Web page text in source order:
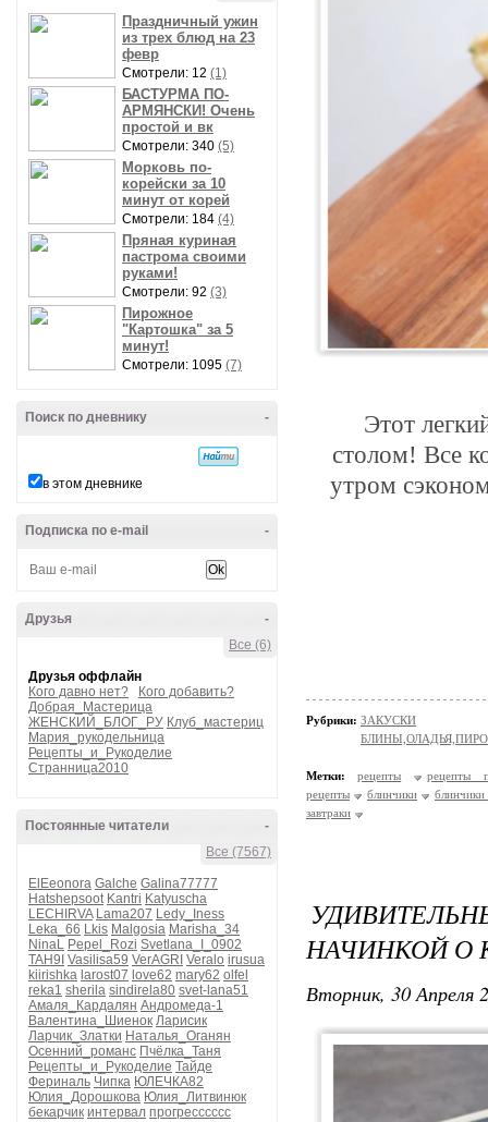
Праздничный ужин
из трех блюд на 23
февр
Смотрели: 12 (1)
БАСТУРМА ПО-
АРМЯНСКИ! Очень
простой и вк
Смотрели: 340 (5)
Морковь по-
корейски за 10
минут от корей
Смотрели: 184 (4)
Пряная куриная
пастрома своими
руками!
Смотрели: 92 (3)
Пирожное
"Картошка" за 5
минут!
Смотрели: 1095 (7)
-
Поиск по дневнику
в этом дневнике
-
Подписка по e-mail
-
Друзья
Все (6)
Друзья оффлайн
Кого давно нет?
Кого добавить?
Добрая_Мастерица
ЖЕНСКИЙ_БЛОГ_РУ Клуб_мастериц
Мария_рукодельница
Рецепты_и_Рукоделие
Странница2010
-
Постоянные читатели
Все (7567)
ElEeonora Galche Galina77777
Hatshepsoot Kantri Katyuscha
LECHIRVA Lama207 Ledy_Iness
Leka_66 Lkis Malgosia Marisha_34
NinaL Pepel_Rozi Svetlana_I_0902
TAH9I Vasilisa59 VerAGRI Veralo irusua
kiirishka larost07 love62 mary62 olfel
reka1 sherila sindirela80 svet-lana51
Амаля_Кардалян Андромеда-1
Валентина_Шиенок Ларисик
Ларчик_Златки Наталья_Оганян
Осенний_романс Пчёлка_Таня
Рецепты_и_Рукоделие Тайде
Фериналь Чипка ЮЛЕЧКА82
Юлия_Дорошкова Юлия_Литвинюк
бекарчик интервал прогресссссс
столом! Все
утром
Рубрики: ЗАКУСКИ
Метки: рецепты
рецепты
рецепты
блинчики
блинчики
завтраки
НАЧИНКОЙ О
Вторник, 30 Апреля